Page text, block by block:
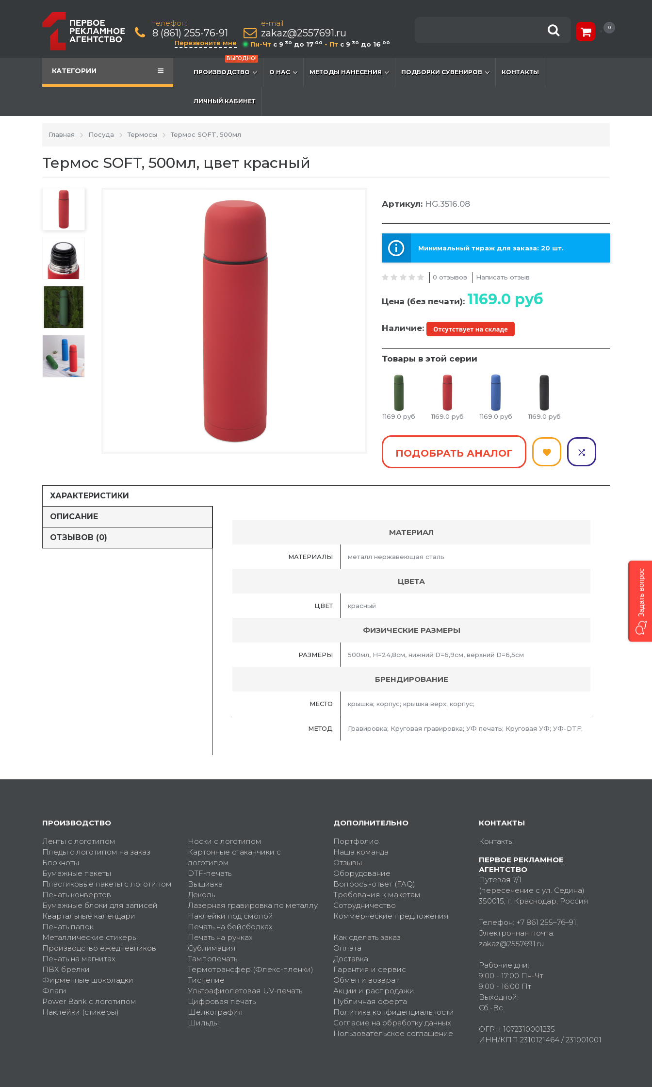
телефон:
8 (861) 255-76-91
Перезвоните мне
e-mail
zakaz@2557691.ru
Пн-Чт c 9 30 до 17 00 - Пт c 9 30 до 16 00
0
КАТЕГОРИИ
ВЫГОДНО!
ПРОИЗВОДСТВО О НАС МЕТОДЫ НАНЕСЕНИЯ ПОДБОРКИ СУВЕНИРОВ КОНТАКТЫ
ЛИЧНЫЙ КАБИНЕТ
Главная Посуда Термосы Термос SOFT, 500мл
Термос SOFT, 500мл, цвет красный
Артикул: HG.3516.08
Минимальный тираж для заказа: 20 шт.
0 отзывов Написать отзыв
Цена (без печати): 1169.0 руб
Наличие:
Товары в этой серии
1169.0 руб 1169.0 руб 1169.0 руб 1169.0 руб
ПОДОБРАТЬ АНАЛОГ
ХАРАКТЕРИСТИКИ
ОПИСАНИЕ
ОТЗЫВОВ (0)
МАТЕРИАЛ
МАТЕРИАЛЫ металл нержавеющая сталь
ЦВЕТА
ЦВЕТ красный
ФИЗИЧЕСКИЕ РАЗМЕРЫ
РАЗМЕРЫ 500мл, H=24,8см, нижний D=6,9см, верхний D=6,5см
БРЕНДИРОВАНИЕ
МЕСТО крышка; корпус; крышка верх; корпус;
МЕТОД Гравировка; Круговая гравировка; УФ печать; Круговая УФ; УФ-DTF;
ПРОИЗВОДСТВО
Ленты с логотипом
Пледы с логотипом на заказ
Блокноты
Бумажные пакеты
Пластиковые пакеты с логотипом
Печать конвертов
Бумажные блоки для записей
Квартальные календари
Печать папок
Металлические стикеры
Производство ежедневников
Печать на магнитах
ПВХ брелки
Фирменные шоколадки
Флаги
Power Bank с логотипом
Наклейки (стикеры)
Носки с логотипом
Картонные стаканчики с
логотипом
DTF-печать
Вышивка
Деколь
Лазерная гравировка по металлу
Наклейки под смолой
Печать на бейсболках
Печать на ручках
Сублимация
Тампопечать
Термотрансфер (Флекс-пленки)
Тиснение
Ультрафиолетовая UV-печать
Цифровая печать
Шелкография
Шильды
ДОПОЛНИТЕЛЬНО
Портфолио
Наша команда
Отзывы
Оборудование
Вопросы-ответ (FAQ)
Требования к макетам
Сотрудничество
Коммерческие предложения
Как сделать заказ
Оплата
Доставка
Гарантия и сервис
Обмен и возврат
Акции и распродажи
Публичная оферта
Политика конфиденциальности
Согласие на обработку данных
Пользовательское соглашение
КОНТАКТЫ
Контакты
ПЕРВОЕ РЕКЛАМНОЕ
АГЕНТСТВО
Путевая 7/1
(пересечение с ул. Седина)
350015, г. Краснодар, Россия
Телефон: +7 861 255–76–91,
Электронная почта:
zakaz@2557691.ru
Рабочие дни:
9:00 - 17:00 Пн-Чт
9:00 - 16:00 Пт
Выходной:
Сб.-Вс.
ОГРН 1072310001235
ИНН/КПП 2310121464 / 231001001
Задать вопрос